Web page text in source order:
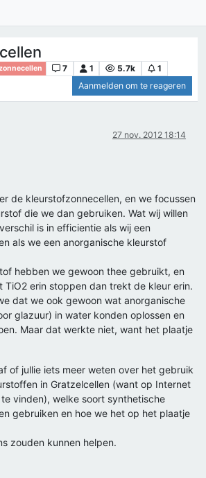
7 1 5.7k
1
Aanmelden om te reageren
27 nov. 2012 18:14
de kleurstofzonnecellen, en we focussen
die we dan gebruiken. Wat wij willen
is in efficientie als wij een
als we een anorganische kleurstof
hebben we gewoon thee gebruikt, en
TiO2 erin stoppen dan trekt de kleur erin.
dat we ook gewoon wat anorganische
glazuur) in water konden oplossen en
Maar dat werkte niet, want het plaatje
of jullie iets meer weten over het gebruik
in Gratzelcellen (want op Internet
vinden), welke soort synthetische
gebruiken en hoe we het op het plaatje
zouden kunnen helpen.